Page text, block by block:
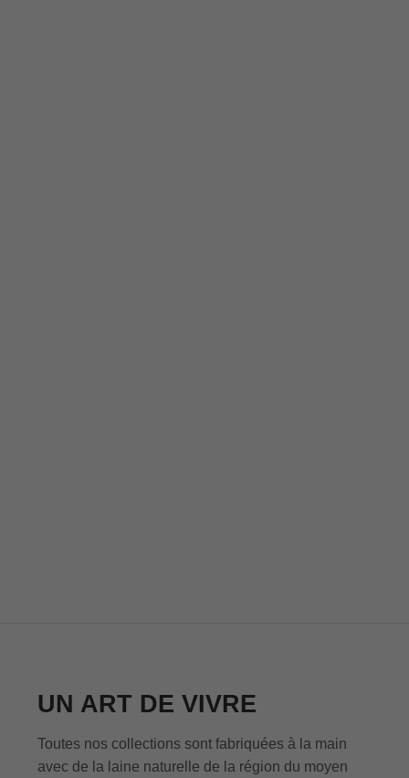
UN ART DE VIVRE
Toutes nos collections sont fabriquées à la main
avec de la laine naturelle de la région du moyen